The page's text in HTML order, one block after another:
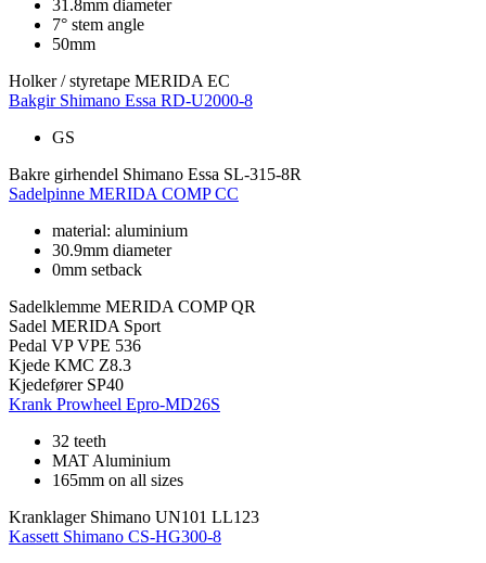
31.8mm diameter
7° stem angle
50mm
Holker / styretape MERIDA EC
Bakgir Shimano Essa RD-U2000-8
GS
Bakre girhendel Shimano Essa SL-315-8R
Sadelpinne MERIDA COMP CC
material: aluminium
30.9mm diameter
0mm setback
Sadelklemme MERIDA COMP QR
Sadel MERIDA Sport
Pedal VP VPE 536
Kjede KMC Z8.3
Kjedefører SP40
Krank Prowheel Epro-MD26S
32 teeth
MAT Aluminium
165mm on all sizes
Kranklager Shimano UN101 LL123
Kassett Shimano CS-HG300-8